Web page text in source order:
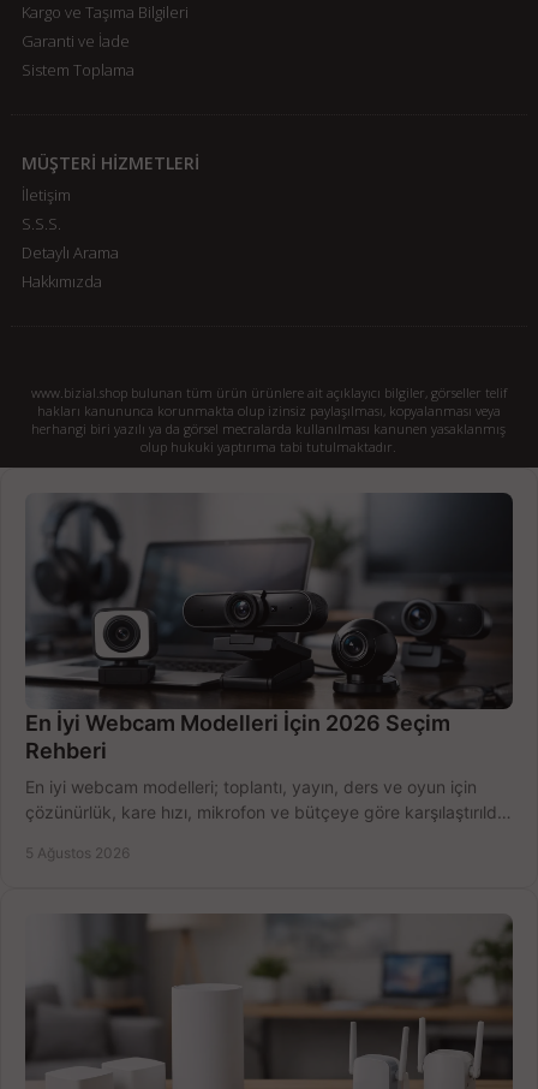
Kargo ve Taşıma Bilgileri
Garanti ve İade
Sistem Toplama
MÜŞTERİ HİZMETLERİ
İletişim
S.S.S.
Detaylı Arama
Hakkımızda
www.bizial.shop bulunan tüm ürün ürünlere ait açıklayıcı bilgiler, görseller telif
hakları kanununca korunmakta olup izinsiz paylaşılması, kopyalanması veya
herhangi biri yazılı ya da görsel mecralarda kullanılması kanunen yasaklanmış
olup hukuki yaptırıma tabi tutulmaktadır.
En İyi Webcam Modelleri İçin 2026 Seçim
Rehberi
En iyi webcam modelleri; toplantı, yayın, ders ve oyun için
çözünürlük, kare hızı, mikrofon ve bütçeye göre karşılaştırıldı.
5 Ağustos 2026